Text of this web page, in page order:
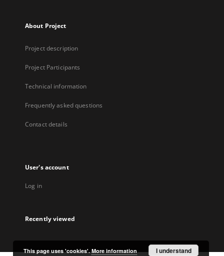
About Project
Project description
Project Participants
Technical information
Frequently asked questions
Contact details
User's account
Log in
Recently viewed
This page uses 'cookies'.More information I understand